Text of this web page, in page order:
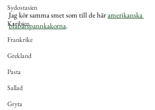
Sydostasien
Karibien
Frankrike
Grekland
Pasta
Sallad
Gryta
Jag kör samma smet som till de här amerikanska
blåbärspannkakorna.